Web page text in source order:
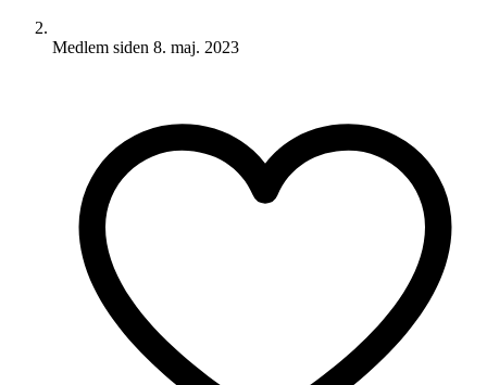
Medlem siden 8. maj. 2023